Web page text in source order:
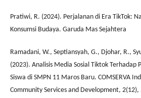
Pratiwi, R. (2024). Perjalanan di Era TikTok:
Konsumsi Budaya. Garuda Mas Sejahtera
Ramadani, W., Septiansyah, G., Djohar, R.,
(2023). Analisis Media Sosial Tiktok Terhadap
Siswa di SMPN 11 Maros Baru. COMSERVA
Community Services and Development, 2(12),